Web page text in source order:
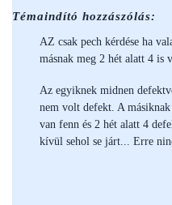
Témaindító hozzászólás:
AZ csak pech kérdése ha
másnak meg 2 hét alatt 4 is
Az egyiknek midnen
nem volt defekt. A
van fenn és 2 hét alatt 4
kívül sehol se járt... Erre